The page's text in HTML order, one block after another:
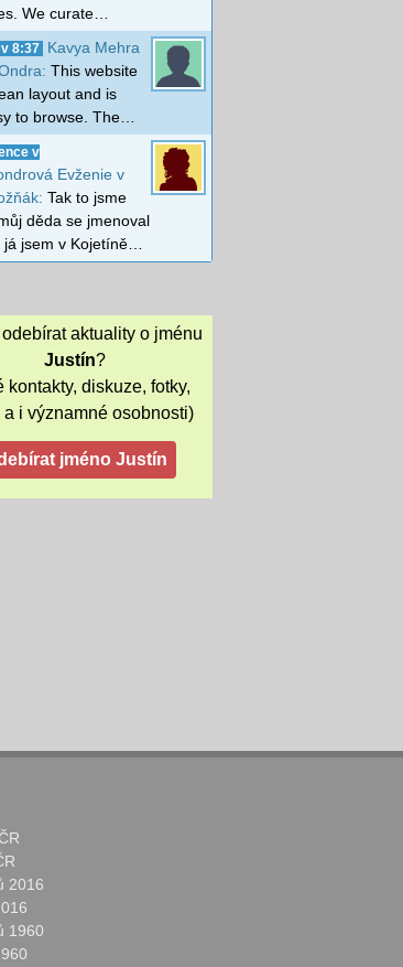
We curate…
8:37
Kavya Mehra
This website
layout and is
to browse. The…
v
Evženie v
Tak to jsme
děda se jmenoval
já jsem v Kojetíně…
aktuality o jménu
Justín?
kontakty, diskuze, fotky,
a i významné osobnosti)
2016
1960